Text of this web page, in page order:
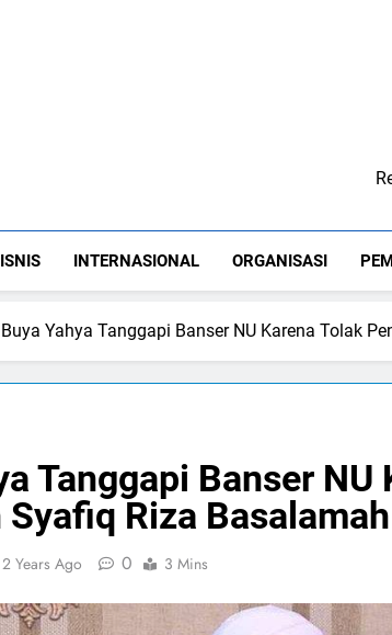
INTERNASIONAL ORGANISASI
Buya Yahya Tanggapi Banser NU Karena Tolak
Tanggapi Banser NU
Riza Basalamah
2 Years Ago 0 3 Mins